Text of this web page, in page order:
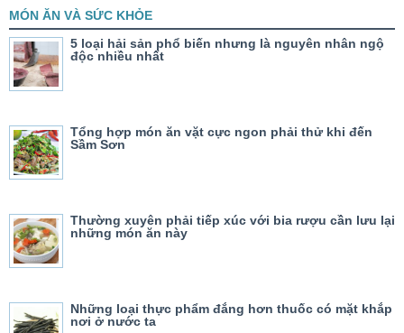
MÓN ĂN VÀ SỨC KHỎE
5 loại hải sản phổ biến nhưng là nguyên nhân ngộ
độc nhiều nhất
Tổng hợp món ăn vặt cực ngon phải thử khi đến
Sầm Sơn
Thường xuyên phải tiếp xúc với bia rượu cần lưu lại
những món ăn này
Những loại thực phẩm đắng hơn thuốc có mặt khắp
nơi ở nước ta